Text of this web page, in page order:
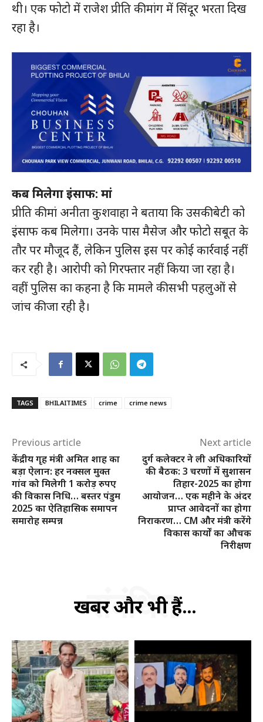
थी। एक फोटो में राजेश प्रीति की मांग में सिंदूर भरता दिख
रहा है।
कब मिलेगा इंसाफ: मां
प्रीति की मां अनीता कुशवाहा ने बताया कि उसकी बेटी को
इंसाफ कब मिलेगा। उनके पास मैसेज और फोटो सबूत के
तौर पर मौजूद हैं, लेकिन पुलिस इस पर कोई कार्रवाई नहीं
कर रही है। आरोपी को गिरफ्तार नहीं किया जा रहा है।
वहीं पुलिस का कहना है कि मामले की सभी पहलुओं से
जांच की जा रही है।
TAGS BHILAITIMES crime crime news
Previous article
केंद्रीय गृह मंत्री अमित शाह का
बड़ा ऐलान: हर नक्सल मुक्त
गांव को मिलेगी 1 करोड़ रुपए
की विकास निधि… बस्तर पंडुम
2025 का ऐतिहासिक समापन
समारोह सम्पन्न
Next article
दुर्ग कलेक्टर ने ली अधिकारियों
की बैठक: 3 चरणों में सुशासन
तिहार-2025 का होगा
आयोजन… एक महीने के अंदर
प्राप्त आवेदनों का होगा
निराकरण… CM और मंत्री करेंगे
विकास कार्यों का औचक
निरीक्षण
खबरें और भी हैं...
संबंधित